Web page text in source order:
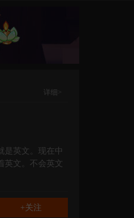
详细>
是英文。现在中
英文。不会英文